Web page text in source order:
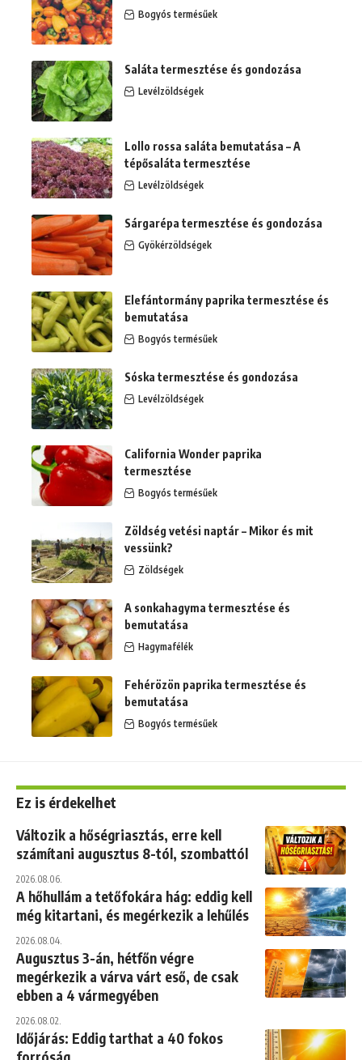
Bogyós termésűek
Saláta termesztése és gondozása
Levélzöldségek
Lollo rossa saláta bemutatása – A
tépősaláta termesztése
Levélzöldségek
Sárgarépa termesztése és gondozása
Gyökérzöldségek
Elefántormány paprika termesztése és
bemutatása
Bogyós termésűek
Sóska termesztése és gondozása
Levélzöldségek
California Wonder paprika
termesztése
Bogyós termésűek
Zöldség vetési naptár – Mikor és mit
vessünk?
Zöldségek
A sonkahagyma termesztése és
bemutatása
Hagymafélék
Fehérözön paprika termesztése és
bemutatása
Bogyós termésűek
Ez is érdekelhet
Változik a hőségriasztás, erre kell
számítani augusztus 8-tól, szombattól
2026.08.06.
A hőhullám a tetőfokára hág: eddig kell
még kitartani, és megérkezik a lehűlés
2026.08.04.
Augusztus 3-án, hétfőn végre
megérkezik a várva várt eső, de csak
ebben a 4 vármegyében
2026.08.02.
Időjárás: Eddig tarthat a 40 fokos